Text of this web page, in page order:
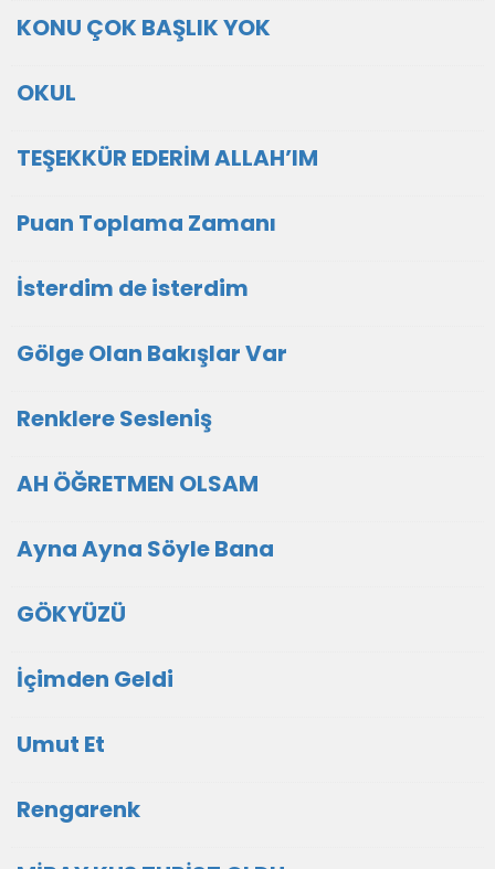
KONU ÇOK BAŞLIK YOK
OKUL
TEŞEKKÜR EDERİM ALLAH’IM
Puan Toplama Zamanı
İsterdim de isterdim
Gölge Olan Bakışlar Var
Renklere Sesleniş
AH ÖĞRETMEN OLSAM
Ayna Ayna Söyle Bana
GÖKYÜZÜ
İçimden Geldi
Umut Et
Rengarenk